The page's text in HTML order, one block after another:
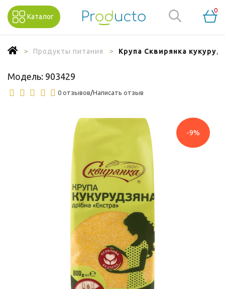
Каталог
0
Продукты питания Крупа Сквирянка
Модель: 903429
0 отзывов/Написать отзыв
-9%